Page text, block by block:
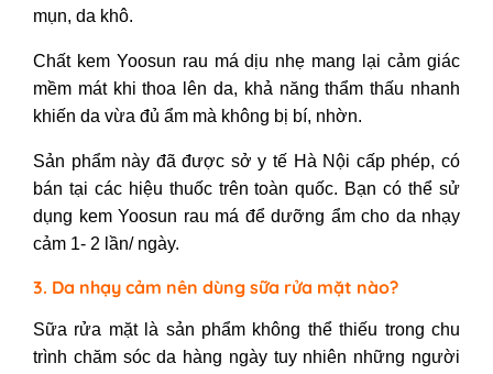
mụn, da khô.
Chất kem Yoosun rau má dịu nhẹ mang lại cảm giác
mềm mát khi thoa lên da, khả năng thẩm thấu nhanh
khiến da vừa đủ ẩm mà không bị bí, nhờn.
Sản phẩm này đã được sở y tế Hà Nội cấp phép, có
bán tại các hiệu thuốc trên toàn quốc. Bạn có thể sử
dụng kem Yoosun rau má để dưỡng ẩm cho da nhạy
cảm 1- 2 lần/ ngày.
3. Da nhạy cảm nên dùng sữa rửa mặt nào?
Sữa rửa mặt là sản phẩm không thể thiếu trong chu
trình chăm sóc da hàng ngày tuy nhiên những người